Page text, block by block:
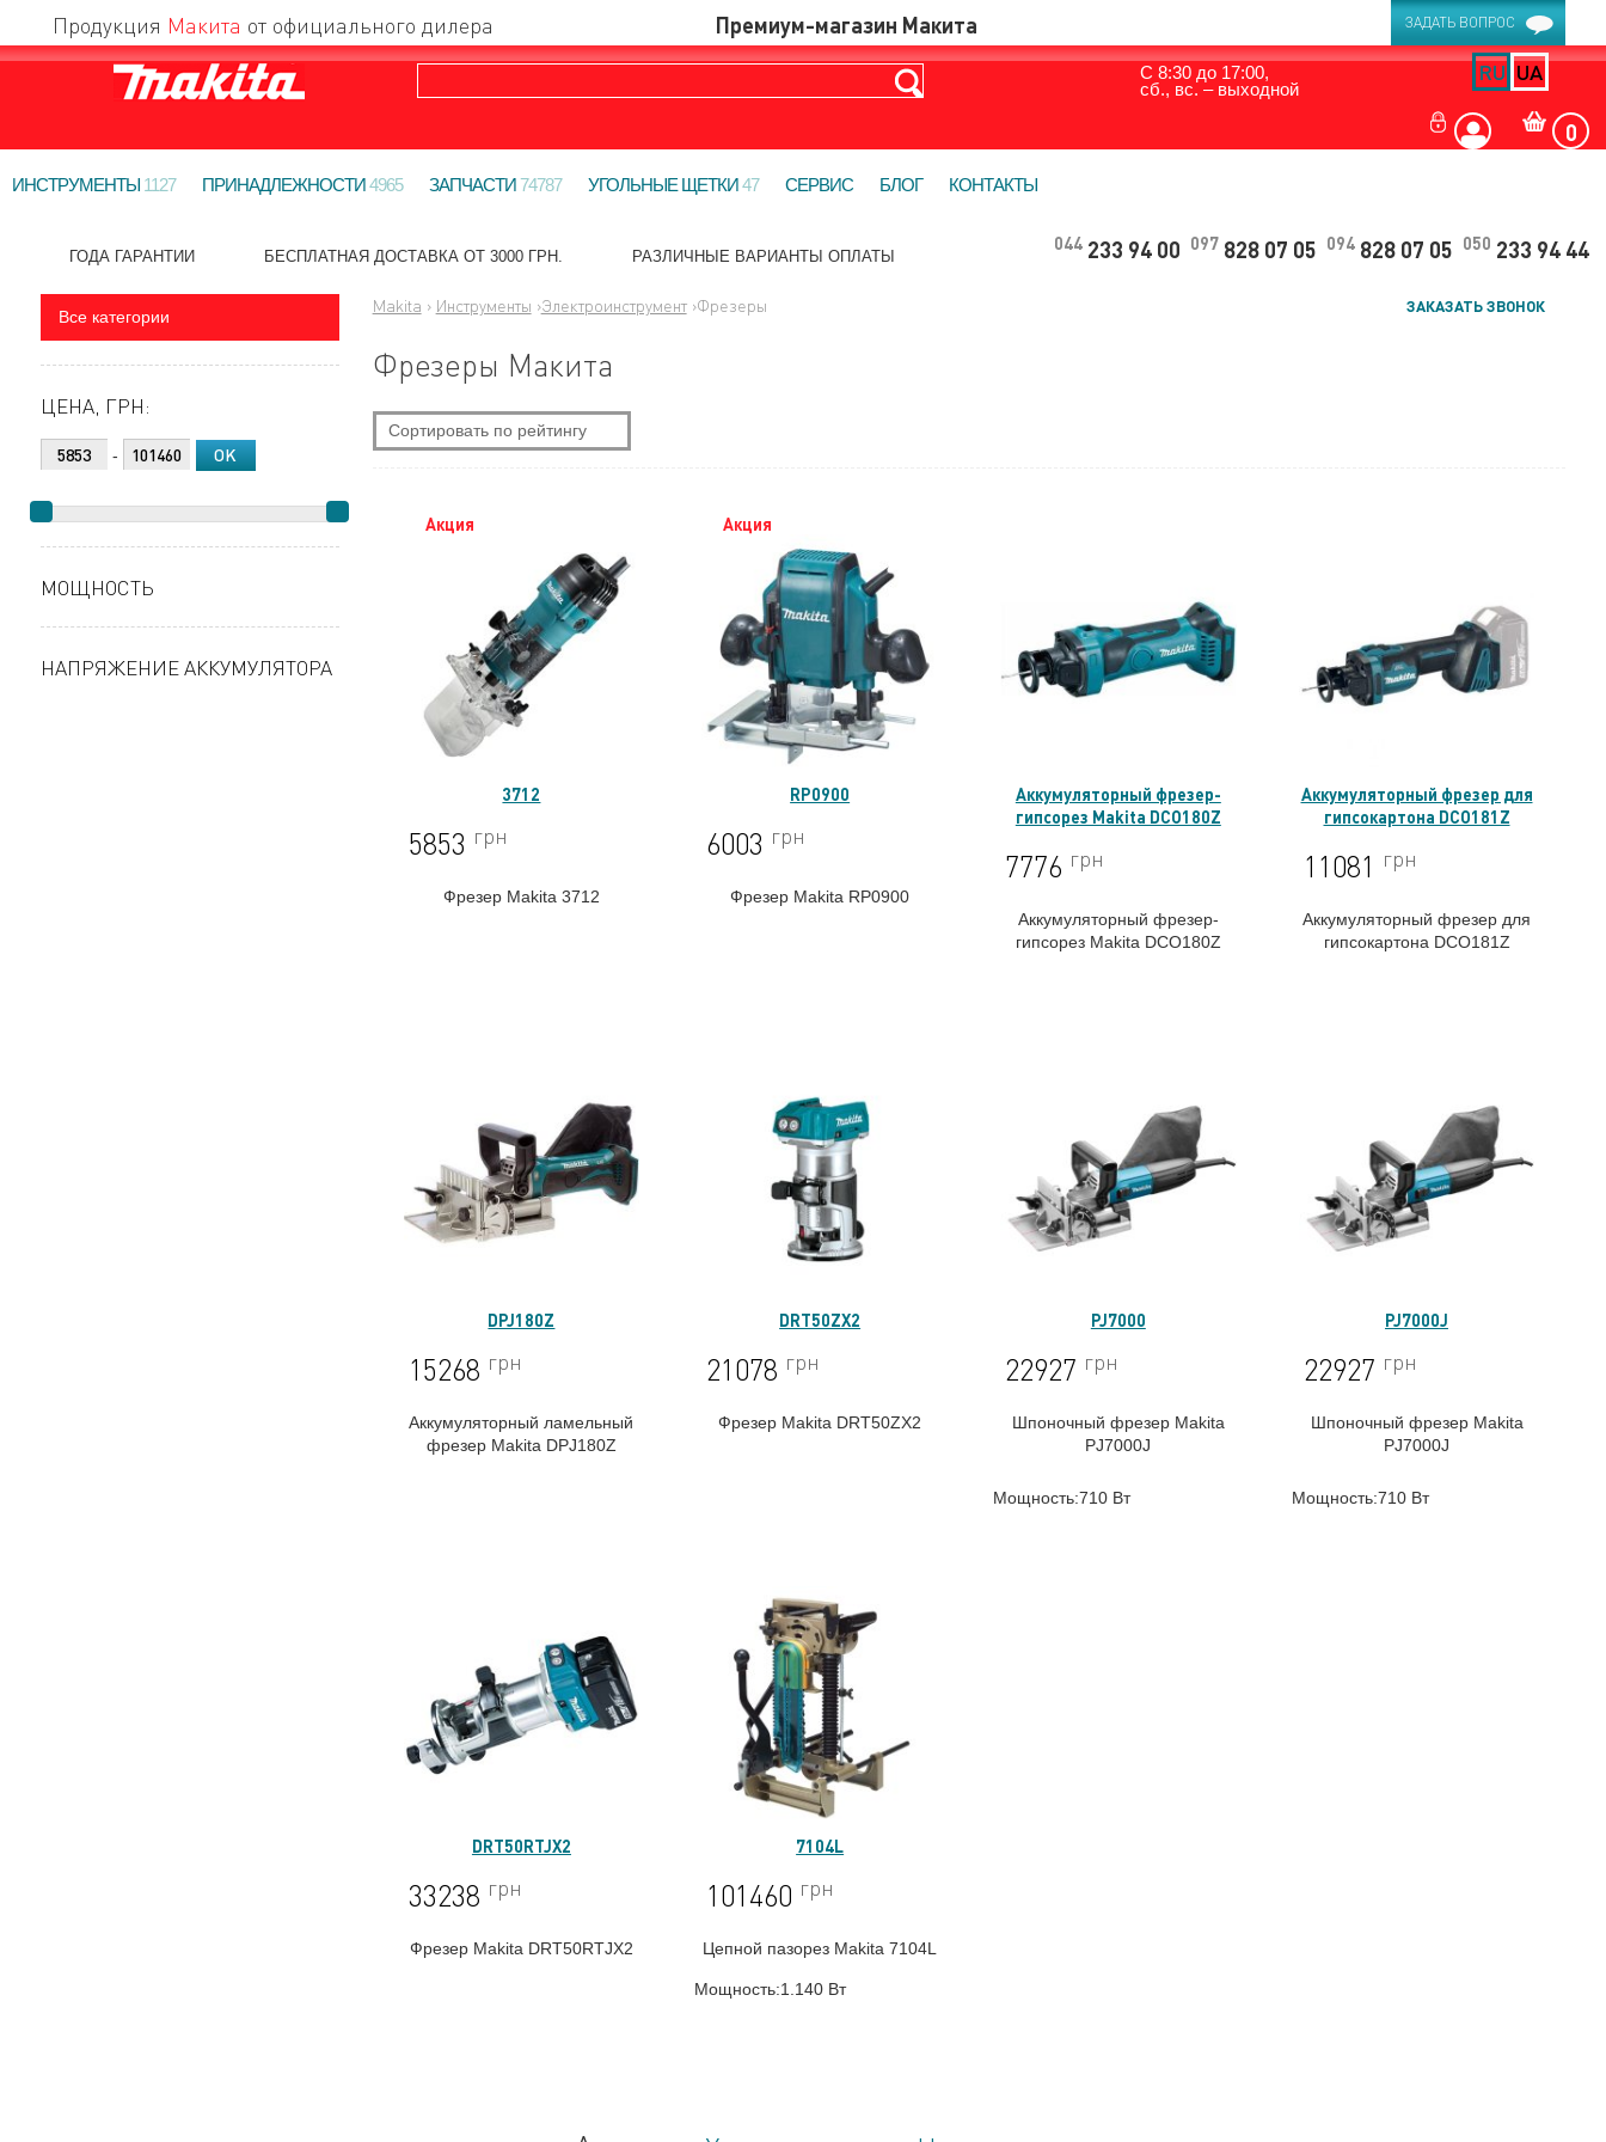
Продукция Макита от официального дилера ЗАДАТЬ ВОПРОС
RU UA
С 8:30 до 17:00,
сб., вс. – выходной
0
ИНСТРУМЕНТЫ 1127 ПРИНАДЛЕЖНОСТИ4965 ЗАПЧАСТИ74787 УГОЛЬНЫЕ ЩЕТКИ47 СЕРВИС БЛОГ КОНТАКТЫ
044 233 94 00 097 828 07 05 094 828 07 05 050 233 94 44
ЗАКАЗАТЬ ЗВОНОК
ГОДА ГАРАНТИИ БЕСПЛАТНАЯ ДОСТАВКА ОТ 3000 ГРН. РАЗЛИЧНЫЕ ВАРИАНТЫ ОПЛАТЫ
Все категории
ЦЕНА, ГРН:
-
МОЩНОСТЬ
НАПРЯЖЕНИЕ АККУМУЛЯТОРА
Makita › Инструменты ›Электроинструмент›Фрезеры
Фрезеры Макита
Сортировать по рейтингу
Самые дорогие
Акция
3712
5853 грн
Фрезер Makita 3712
Акция
RP0900
6003 грн
Фрезер Makita RP0900
Аккумуляторный фрезер-
гипсорез Makita DCO180Z
7776 грн
Аккумуляторный фрезер-
гипсорез Makita DCO180Z
Аккумуляторный фрезер для
гипсокартона DCO181Z
11081 грн
Аккумуляторный фрезер для
гипсокартона DCO181Z
DPJ180Z
15268 грн
Аккумуляторный ламельный
фрезер Makita DPJ180Z
DRT50ZX2
21078 грн
Фрезер Makita DRT50ZX2
PJ7000
22927 грн
Шпоночный фрезер Makita
PJ7000J
Мощность:710 Вт
PJ7000J
22927 грн
Шпоночный фрезер Makita
PJ7000J
Мощность:710 Вт
DRT50RTJX2
33238 грн
Фрезер Makita DRT50RTJX2
7104L
101460 грн
Цепной пазорез Makita 7104L
Мощность:1.140 Вт